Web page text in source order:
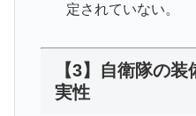
定されていない。
【3】自衛隊の
実性